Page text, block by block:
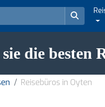
die besten
Reisebüros in Oyten